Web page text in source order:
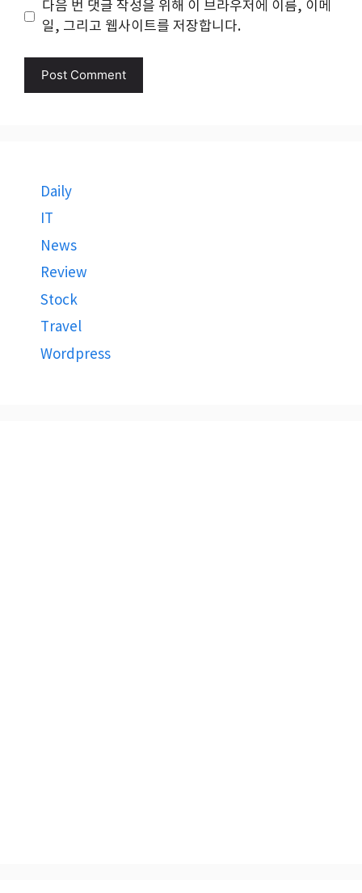
다음 번 댓글 작성을 위해 이 브라우저에 이름, 이메
일, 그리고 웹사이트를 저장합니다.
Daily
IT
News
Review
Stock
Travel
Wordpress